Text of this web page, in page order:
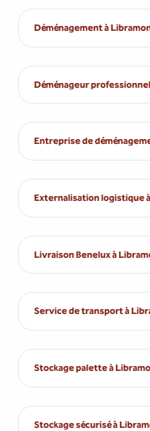
Déménagement à
Déménageur
Entreprise de
Externalisation logistique
Livraison Benelux à
Service de transport à
Stockage palette à
Stockage sécurisé à